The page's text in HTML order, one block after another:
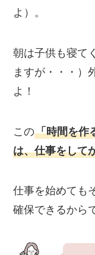
よ）。
朝は子供も寝て
ますが・・・）
よ！
この「時間を作
は、仕事をして
仕事を始めても
確保できるから